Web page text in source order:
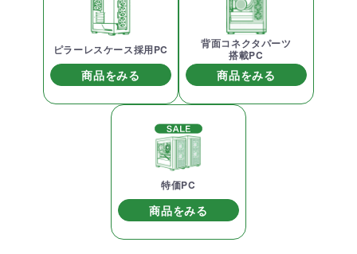
ピラーレスケース採用PC
商品をみる
背面コネクタパーツ
搭載PC
商品をみる
特価PC
商品をみる